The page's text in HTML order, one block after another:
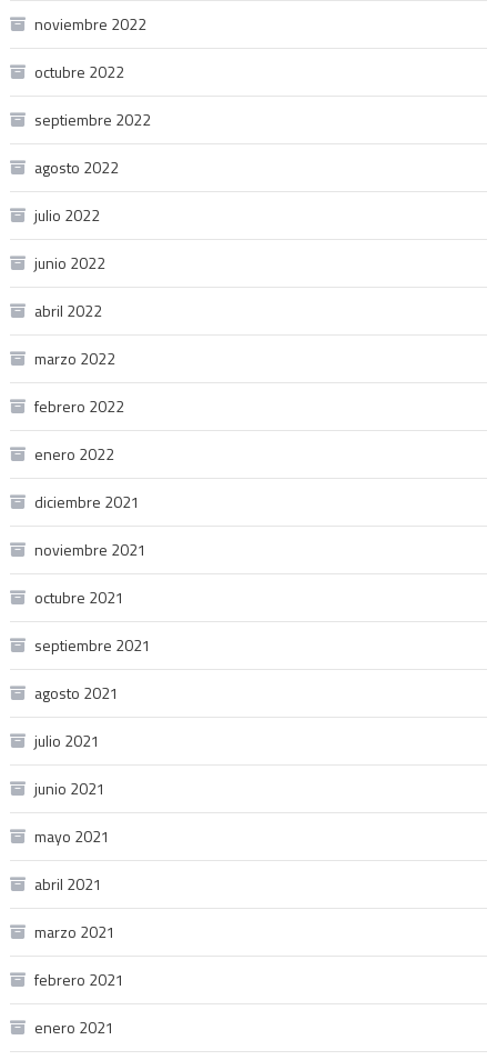
noviembre 2022
octubre 2022
septiembre 2022
agosto 2022
julio 2022
junio 2022
abril 2022
marzo 2022
febrero 2022
enero 2022
diciembre 2021
noviembre 2021
octubre 2021
septiembre 2021
agosto 2021
julio 2021
junio 2021
mayo 2021
abril 2021
marzo 2021
febrero 2021
enero 2021